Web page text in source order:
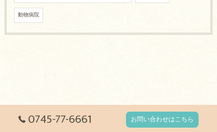
動物病院
0745-77-6661 お問い合わせはこちら